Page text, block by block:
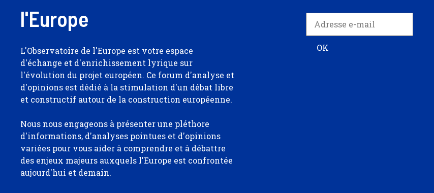
l'Europe
L'Observatoire de l'Europe est votre espace
d'échange et d'enrichissement lyrique sur
l'évolution du projet européen. Ce forum d'analyse et
d'opinions est dédié à la stimulation d'un débat libre
et constructif autour de la construction européenne.
Nous nous engageons à présenter une pléthore
d'informations, d'analyses pointues et d'opinions
variées pour vous aider à comprendre et à débattre
des enjeux majeurs auxquels l'Europe est confrontée
aujourd'hui et demain.